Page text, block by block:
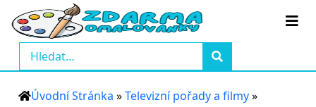
Úvodní Stránka »Televizní pořady a filmy»